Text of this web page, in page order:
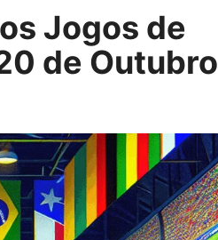
Jogos de
de Outubro